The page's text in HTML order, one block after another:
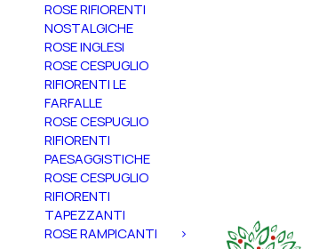
ROSE RIFIORENTI
NOSTALGICHE
ROSE INGLESI
ROSE CESPUGLIO
RIFIORENTI LE
FARFALLE
ROSE CESPUGLIO
RIFIORENTI
PAESAGGISTICHE
ROSE CESPUGLIO
RIFIORENTI
TAPEZZANTI
ROSE RAMPICANTI